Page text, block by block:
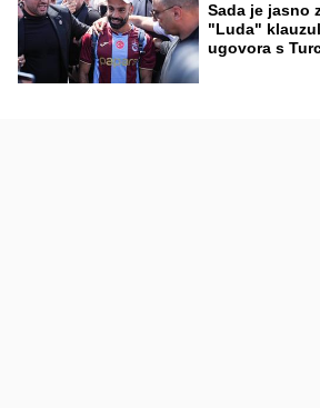
Sada je jasno
"Luda"
ugovora s